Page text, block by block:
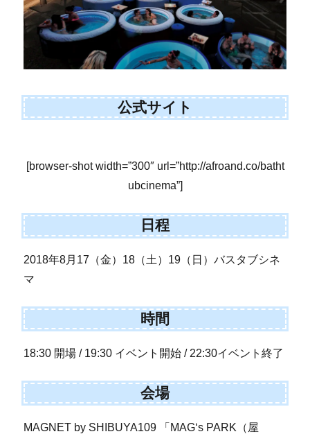
公式サイト
[browser-shot width=”300″ url=”http://afroand.co/batht
ubcinema”]
日程
2018年8月17（金）18（土）19（日）バスタブシネ
マ
時間
18:30 開場 / 19:30 イベント開始 / 22:30イベント終了
会場
MAGNET by SHIBUYA109 「MAG‘s PARK（屋